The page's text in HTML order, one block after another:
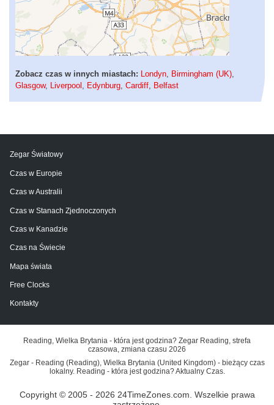
Zobacz czas w innych miastach: Londyn Birmingham (UK)
Glasgow, Liverpool Edynburg Cardiff Belfast
Zegar Światowy
Czas w Europie
Czas w Australii
Czas w Stanach Zjednoczonych
Czas w Kanadzie
Czas na Świecie
Mapa świata
Free Clocks
Kontakty
Reading, Wielka Brytania - która jest godzina? Zegar Reading, strefa
czasowa, zmiana czasu 2026
Zegar - Reading (Reading), Wielka Brytania (United Kingdom) - bieżący czas
lokalny. Reading - która jest godzina? Aktualny Czas.
Copyright © 2005 - 2026 24TimeZones.com. Wszelkie prawa